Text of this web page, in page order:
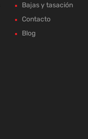
Bajas y tasación
Contacto
Blog